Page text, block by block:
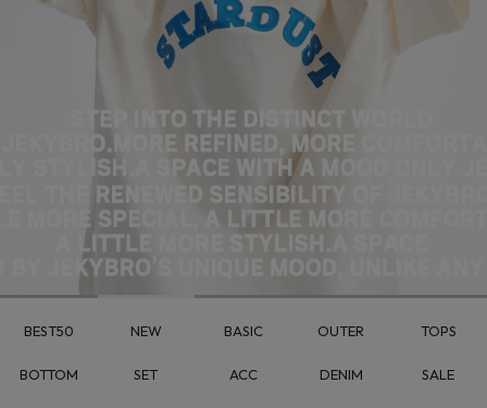
BEST50 NEW BASIC OUTER TOPS
BOTTOM SET ACC DENIM SALE